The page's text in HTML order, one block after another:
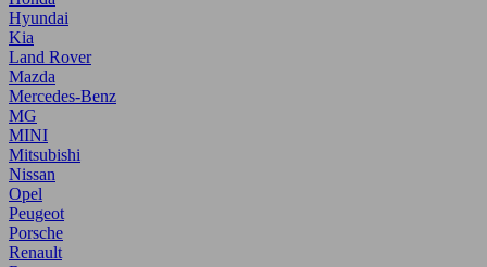
Hyundai
Kia
Land Rover
Mazda
Mercedes-Benz
MG
MINI
Mitsubishi
Nissan
Opel
Peugeot
Porsche
Renault